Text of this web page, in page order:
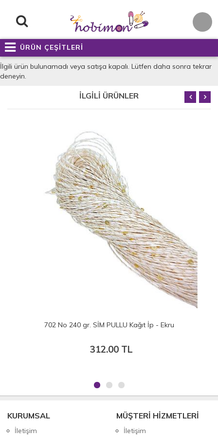
ÜRÜN ÇEŞİTLERİ
İlgili ürün bulunamadı veya satışa kapalı. Lütfen daha sonra tekrar
deneyin.
İLGİLİ ÜRÜNLER
702 No 240 gr. SİM PULLU Kağıt İp - Ekru
312.00 TL
KURUMSAL
İletişim
MÜŞTERİ HİZMETLERİ
İletişim